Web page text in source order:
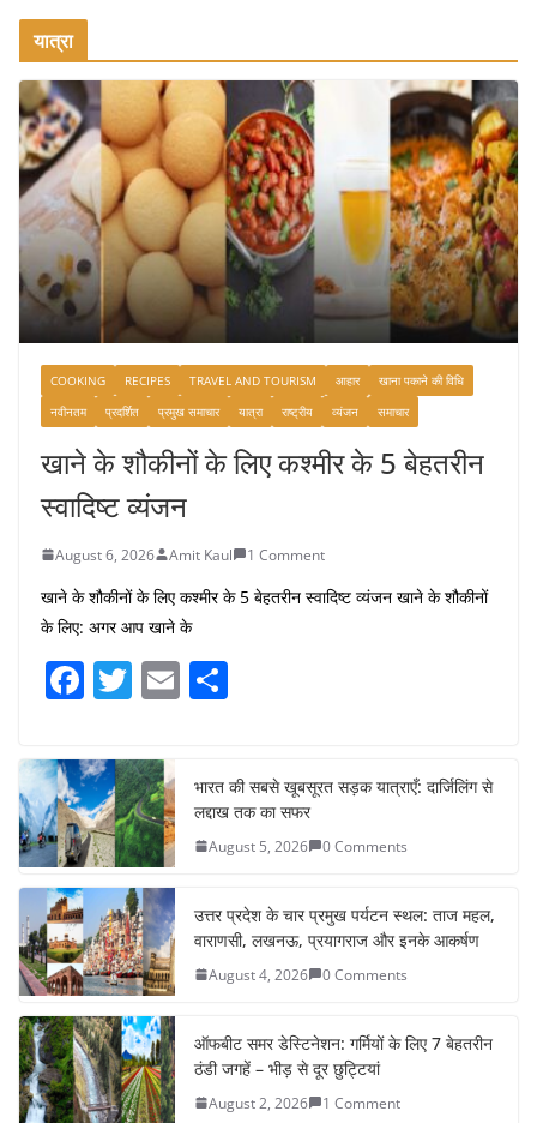
यात्रा
COOKING RECIPES TRAVEL AND TOURISM आहार
खाना पकाने की विधि
नवीनतम
प्रदर्शित प्रमुख समाचार यात्रा राष्ट्रीय व्यंजन समाचार
खाने के शौकीनों के लिए कश्मीर के 5 बेहतरीन
स्वादिष्ट व्यंजन
August 6, 2026 Amit Kaul 1 Comment
खाने के शौकीनों के लिए कश्मीर के 5 बेहतरीन स्वादिष्ट व्यंजन खाने के शौकीनों
के लिए: अगर आप खाने के
F
c
e
b
o
o
k
T
itt
er
E
e
भारत की सबसे खूबसूरत सड़क यात्राएँ: दार्जिलिंग से
लद्दाख तक का सफर
August 5, 2026 0 Comments
उत्तर प्रदेश के चार प्रमुख पर्यटन स्थल: ताज महल,
वाराणसी, लखनऊ, प्रयागराज और इनके आकर्षण
August 4, 2026 0 Comments
ऑफबीट समर डेस्टिनेशन: गर्मियों के लिए 7 बेहतरीन
ठंडी जगहें – भीड़ से दूर छुट्टियां
August 2, 2026 1 Comment